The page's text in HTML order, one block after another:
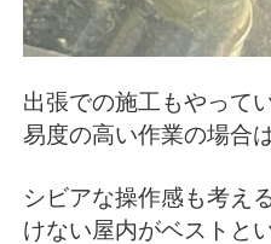
出張での施工もやって
易度の高い作業の場合
シビアな操作感も考え
けない屋内がベストと